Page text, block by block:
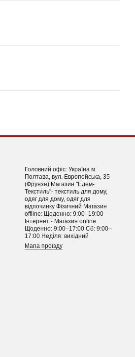
Головний офіс: Україна м.
Полтава, вул. Европейська, 35
(Фрунзе) Магазин "Едем-
Текстиль"- текстиль для дому,
одяг для дому, одяг для
відпочинку Фізичний Магазин
offline: Щоденно: 9:00–19:00
Інтернет - Магазин online
Щоденно: 9:00–17:00 Сб: 9:00–
17:00 Неділя: вихідний
Мапа проїзду